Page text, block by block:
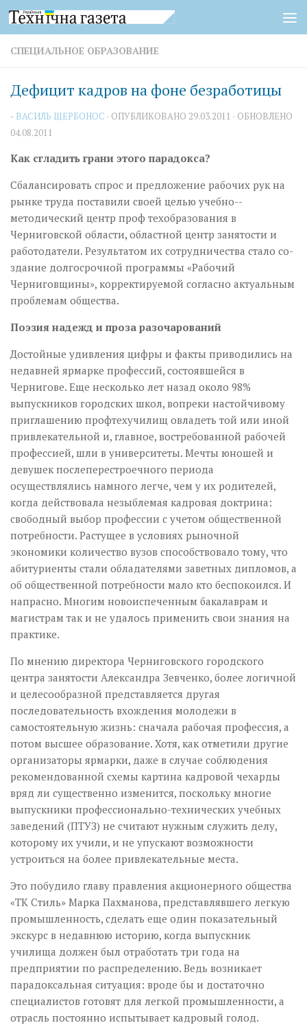
Перейти к содержимому
СПЕЦИАЛЬНОЕ ОБРАЗОВАНИЕ
Дефицит кадров на фоне безработицы
- ВАСИЛЬ ЩЕРБОНОС · ОПУБЛИКОВАНО 29.03.2011 · ОБНОВЛЕНО
04.08.2011
Как сгладить грани этого парадокса?
Сбалансировать спрос и предло­жение рабочих рук на
рынке тру­­да поставили своей целью учеб­­но-­­
методический центр проф техобразования в
Черниговской области, областной центр занятости и
работодатели. Результатом их сотрудничества стало со­­
здание долгосрочной программы «Рабочий
Черниговщины», корректируемой согласно актуальным
проблемам общества.
Поэзия надежд и проза разочарований
Достойные удивления цифры и факты приводились на
недавней ярмарке профессий, состоявшейся в
Чернигове. Еще несколько лет назад около 98%
выпускников городских школ, вопреки настойчивому
приглашению проф­техучилищ овладеть той или иной
привлекательной и, главное, востребованной рабочей
профессией, шли в университеты. Мечты юношей и
девушек послеперестроечного периода
осуществлялись намного легче, чем у их родителей,
когда действовала незыблемая кадровая доктрина:
свободный выбор профессии с учетом общественной
потребности. Растущее в условиях рыночной
экономики количество вузов способствовало тому, что
абитуриенты стали обладателями заветных дипломов, а
об общественной потребности мало кто беспокоился. И
напрасно. Многим новоиспеченным бакалаврам и
магистрам так и не удалось применить свои знания на
практике.
По мнению директора Черниговского городского
центра занятости Александра Зевченко, более логичной
и целесообразной представляется другая
последовательность вхождения молодежи в
самостоятельную жизнь: сначала рабочая профессия, а
потом высшее образование. Хотя, как отметили другие
организаторы ярмарки, даже в случае соблюдения
рекомендованной схемы картина кадровой чехарды
вряд ли существенно изменится, поскольку многие
выпускники профессионально-технических учебных
заведений (ПТУЗ) не считают нужным служить делу,
которому их учили, и не упускают возможности
устроиться на более привлекательные места.
Это побудило главу правления акционерного общества
«ТК Стиль» Марка Пахманова, представлявшего легкую
промышленность, сделать еще один показательный
экскурс в недавнюю историю, когда выпускник
училища должен был отработать три года на
предприятии по распределению. Ведь возникает
парадоксальная ситуация: вроде бы и достаточно
специалистов готовят для легкой промышленности, а
отрасль постоянно испытывает кадровый голод.